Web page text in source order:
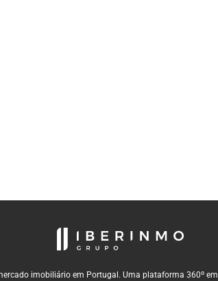
imobiliário em Portugal. Uma plataforma 360º em